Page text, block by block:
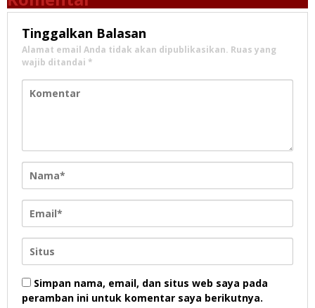
Tinggalkan Balasan
Alamat email Anda tidak akan dipublikasikan. Ruas yang
wajib ditandai *
Simpan nama, email, dan situs web saya pada
peramban ini untuk komentar saya berikutnya.